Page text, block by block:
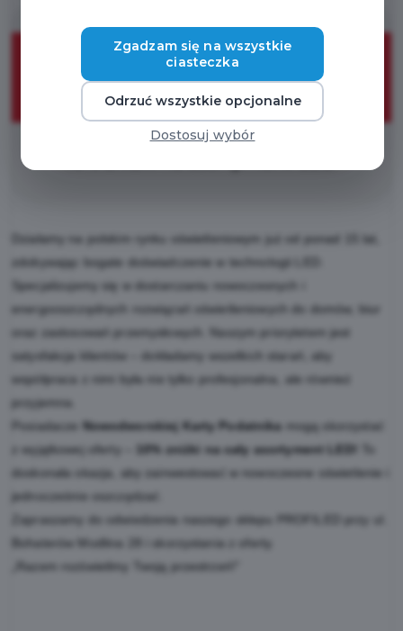
10%
ZNIŻKI
Działamy na polskim rynku oświetleniowym już od ponad 15 lat,
zdobywając bogate doświadczenie w technologii LED.
Specjalizujemy się w dostarczaniu nowoczesnych i
energooszczędnych rozwiązań oświetleniowych do domów, biur
oraz zastosowań przemysłowych. Naszym priorytetem jest
satysfakcja klientów – dokładamy wszelkich starań, aby
współpraca z nimi była nie tylko profesjonalna, ale również
przyjemna.
Posiadacze
Nowodworskiej Karty Podatnika
mogą skorzystać
z wyjątkowej oferty –
10% zniżki na cały asortyment LED!
doskonała okazja, aby zainwestować w nowoczesne oświetlenie i
jednocześnie oszczędzać.
Zapraszamy do odwiedzenia naszego sklepu PROFILED przy ul.
Bohaterów Modlina 28 i skorzystania z oferty.
„Razem rozświetlmy Twoją przestrzeń!”
Zgadzam się na wszystkie
ciasteczka
Odrzuć wszystkie opcjonalne
Dostosuj wybór